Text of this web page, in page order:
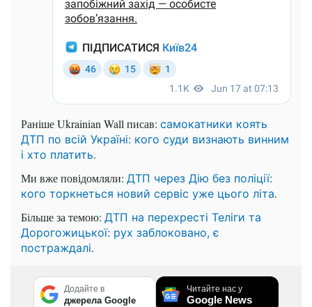
Раніше Ukrainian Wall писав: самокатники коять
ДТП по всій Україні: кого суди визнають винним
і хто платить.
Ми вже повідомляли: ДТП через Дію без поліції:
кого торкнеться новий сервіс уже цього літа.
Більше за темою: ДТП на перехресті Теліги та
Дорогожицької: рух заблоковано, є
постраждалі.
Додайте в
джерела Google
Читайте нас у
Google News